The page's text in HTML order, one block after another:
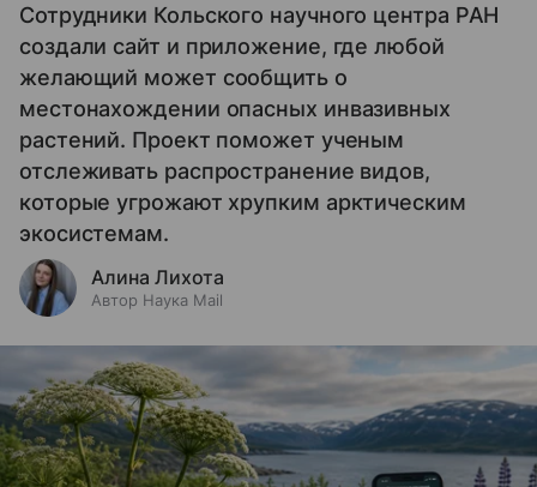
Сотрудники Кольского научного центра РАН
создали сайт и приложение, где любой
желающий может сообщить о
местонахождении опасных инвазивных
растений. Проект поможет ученым
отслеживать распространение видов,
которые угрожают хрупким арктическим
экосистемам.
Алина Лихота
Автор Наука Mail